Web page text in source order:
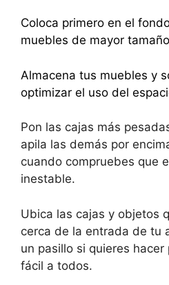
p
p
o
o
k
n
Coloca primero en el
muebles de mayor
Almacena tus muebles y
optimizar el uso del
Pon las cajas más
apila las demás por
cuando compruebes que
inestable.
Ubica las cajas y objetos
cerca de la entrada de tu
un pasillo si quieres
fácil a todos.